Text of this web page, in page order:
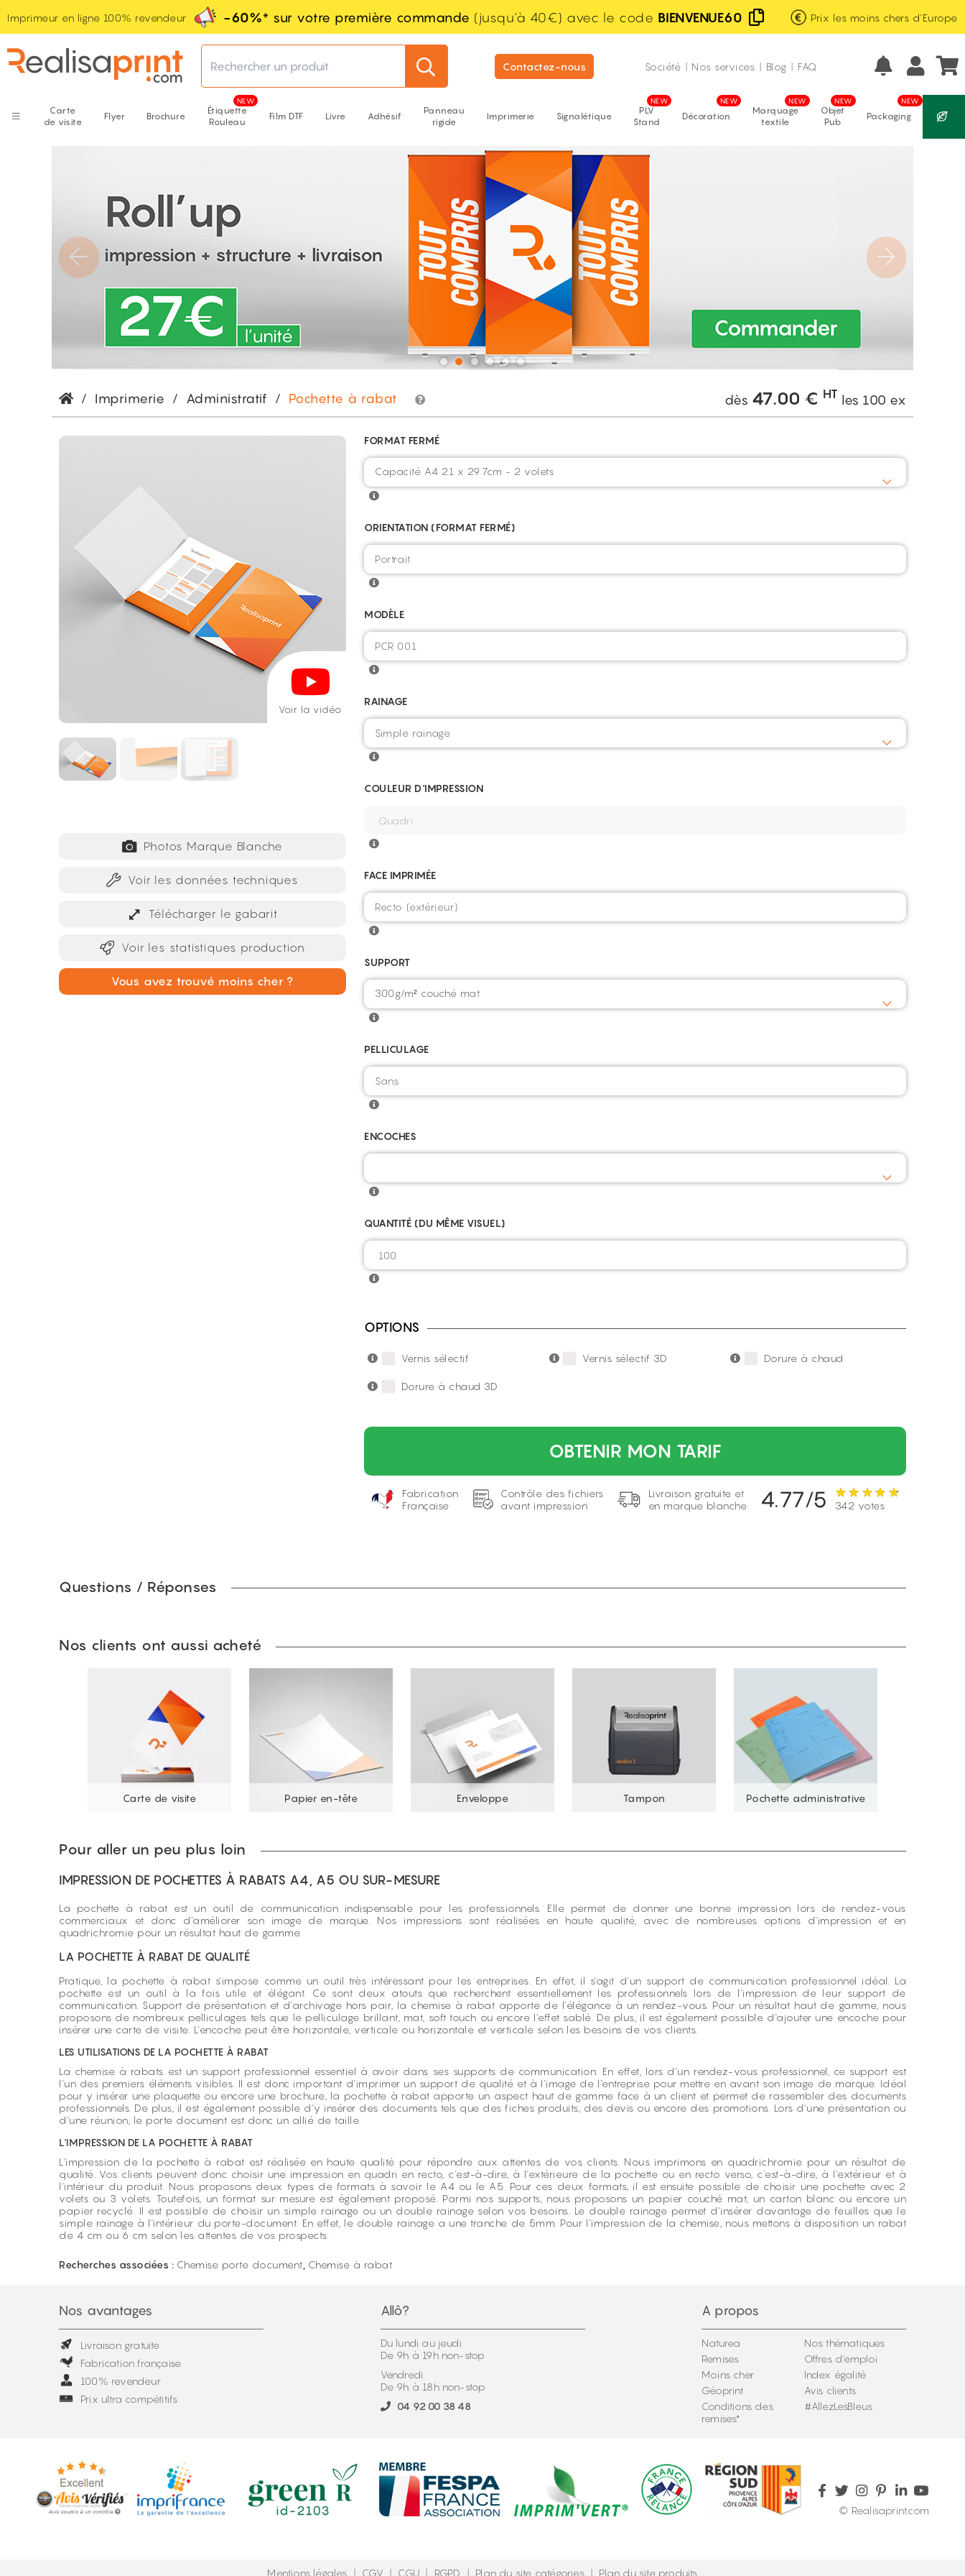
Imprimeur en ligne 100% revendeur -60%* sur votre première commande (jusqu'à 40€) avec le code BIENVENUE60
Prix les moins chers d'Europe
Excellent
avis vérifiés
Fabrication française
Rechercher un produit Contactez-nous Société | Nos services | Blog | FAQ
Carte
de visite
Flyer Brochure
Étiquette
Rouleau
Film DTF Livre Adhésif
Panneau
rigide
Imprimerie Signalétique
PLV
Stand
Décoration
Marquage
textile
Objet
Pub
Packaging
/ Imprimerie / Administratif / Pochette à rabat dès 47.00 € HT les 100 ex
Voir la vidéo
Photos Marque Blanche
Voir les données techniques
Télécharger le gabarit
Voir les statistiques production
Vous avez trouvé moins cher ?
FORMAT FERMÉ
Capacité A4 21 x 29.7cm - 2 volets
ORIENTATION (FORMAT FERMÉ)
MODÈLE
RAINAGE
COULEUR D'IMPRESSION
FACE IMPRIMÉE
SUPPORT
300g/m² couché mat
PELLICULAGE
ENCOCHES
QUANTITÉ (DU MÊME VISUEL)
OPTIONS
Vernis sélectif Vernis sélectif 3D Dorure à chaud
Dorure à chaud 3D
OBTENIR MON TARIF
Fabrication
Française
Contrôle des fichiers
avant impression
Livraison gratuite et
en marque blanche
4.77/5 342 votes
Questions / Réponses
Nos clients ont aussi acheté
Carte de visite Papier en-tête Enveloppe Tampon Pochette administrative
Pour aller un peu plus loin
IMPRESSION DE POCHETTES À RABATS A4, A5 OU SUR-MESURE
La pochette à rabat est un outil de communication indispensable pour les professionnels. Elle permet de donner une bonne impression lors de rendez-vous
commerciaux et donc d'améliorer son image de marque. Nos impressions sont réalisées en haute qualité, avec de nombreuses options d'impression et en
quadrichromie pour un résultat haut de gamme.
LA POCHETTE À RABAT DE QUALITÉ
Pratique, la pochette à rabat s'impose comme un outil très intéressant pour les entreprises. En effet, il s'agit d'un support de communication professionnel idéal. La
pochette est un outil à la fois utile et élégant. Ce sont deux atouts que recherchent essentiellement les professionnels lors de l'impression de leur support de
communication. Support de présentation et d'archivage hors pair, la chemise à rabat apporte de l'élégance à un rendez-vous. Pour un résultat haut de gamme, nous
proposons de nombreux pelliculages tels que le pelliculage brillant, mat, soft touch ou encore l'effet sablé. De plus, il est également possible d'ajouter une encoche pour
insérer une carte de visite. L'encoche peut être horizontale, verticale ou horizontale et verticale selon les besoins de vos clients.
LES UTILISATIONS DE LA POCHETTE À RABAT
La chemise à rabats est un support professionnel essentiel à avoir dans ses supports de communication. En effet, lors d'un rendez-vous professionnel, ce support est
l'un des premiers éléments visibles. Il est donc important d'imprimer un support de qualité et à l'image de l'entreprise pour mettre en avant son image de marque. Idéal
pour y insérer une plaquette ou encore une brochure, la pochette à rabat apporte un aspect haut de gamme face à un client et permet de rassembler des documents
professionnels. De plus, il est également possible d'y insérer des documents tels que des fiches produits, des devis ou encore des promotions. Lors d'une présentation ou
d'une réunion, le porte document est donc un allié de taille.
L'IMPRESSION DE LA POCHETTE À RABAT
L'impression de la pochette à rabat est réalisée en haute qualité pour répondre aux attentes de vos clients. Nous imprimons en quadrichromie pour un résultat de
qualité. Vos clients peuvent donc choisir une impression en quadri en recto, c'est-à-dire, à l'extérieure de la pochette ou en recto verso, c'est-à-dire, à l'extérieur et à
l'intérieur du produit. Nous proposons deux types de formats à savoir le A4 ou le A5. Pour ces deux formats, il est ensuite possible de choisir une pochette avec 2
volets ou 3 volets. Toutefois, un format sur mesure est également proposé. Parmi nos supports, nous proposons un papier couché mat, un carton blanc ou encore un
papier recyclé. Il est possible de choisir un simple rainage ou un double rainage selon vos besoins. Le double rainage permet d'insérer davantage de feuilles que le
simple rainage à l'intérieur du porte-document. En effet, le double rainage a une tranche de 5mm. Pour l'impression de la chemise, nous mettons à disposition un rabat
de 4 cm ou 6 cm selon les attentes de vos prospects.
Recherches associées : Chemise porte document Chemise à rabat
Nos avantages
Livraison gratuite
Fabrication française
100% revendeur
Prix ultra compétitifs
Allô?
Du lundi au jeudi
De 9h à 19h non-stop
Vendredi
De 9h à 18h non-stop
04 92 00 38 48
A propos
Naturea
Remises
Moins cher
Géoprint
Conditions des
remises*
Nos thématiques
Offres d'emploi
Index égalité
Avis clients
#AllezLesBleus
© Realisaprint.com
Mentions légales | CGV | CGU | RGPD | Plan du site catégories | Plan du site produits